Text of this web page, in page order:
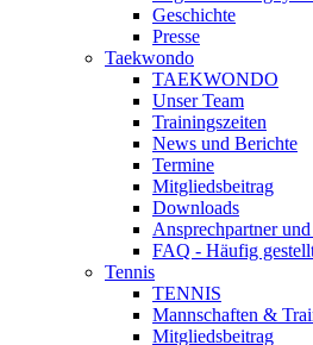
Geschichte
Presse
Taekwondo
TAEKWONDO
Unser Team
Trainingszeiten
News und Berichte
Termine
Mitgliedsbeitrag
Downloads
Ansprechpartner
FAQ - Häufig
Tennis
TENNIS
Mannschaften &
Mitgliedsbeitrag